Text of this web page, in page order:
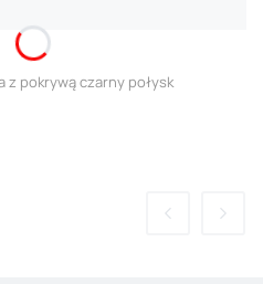
z pokrywą czarny połysk